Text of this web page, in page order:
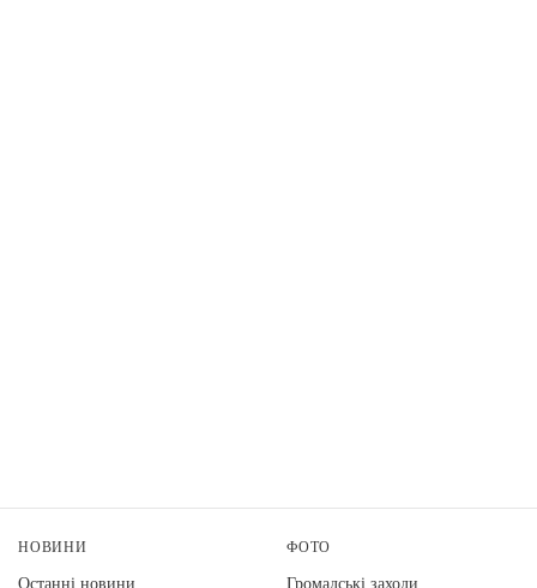
НОВИНИ
Останні новини
ФОТО
Громадські заходи